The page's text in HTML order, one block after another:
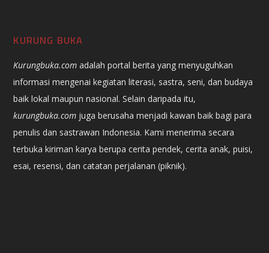
KURUNG BUKA
Kurungbuka.com adalah portal berita yang menyuguhkan
informasi mengenai kegiatan literasi, sastra, seni, dan budaya
baik lokal maupun nasional. Selain daripada itu,
kurungbuka.com juga berusaha menjadi kawan baik bagi para
penulis dan sastrawan Indonesia. Kami menerima secara
terbuka kiriman karya berupa cerita pendek, cerita anak, puisi,
esai, resensi, dan catatan perjalanan (piknik).